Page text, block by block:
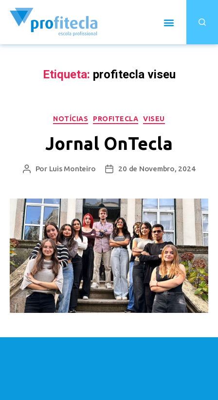
Etiqueta: profitecla viseu
NOTÍCIAS PROFITECLA VISEU
Jornal OnTecla
Por Luis Monteiro 20 de Novembro, 2024